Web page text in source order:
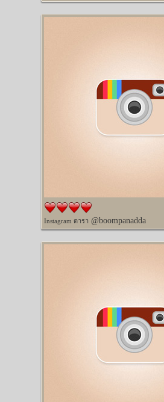
Instagram ดารา @boompanadda